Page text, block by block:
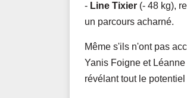
- Line Tixier (- 48 kg),
un parcours acharné.
Même s'ils n'ont pas
Yanis Foigne et
révélant tout le